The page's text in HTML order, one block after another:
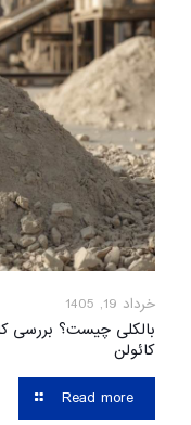
خرداد 19, 1405
بالکلی چیست؟ بررسی
کائولن
Read more